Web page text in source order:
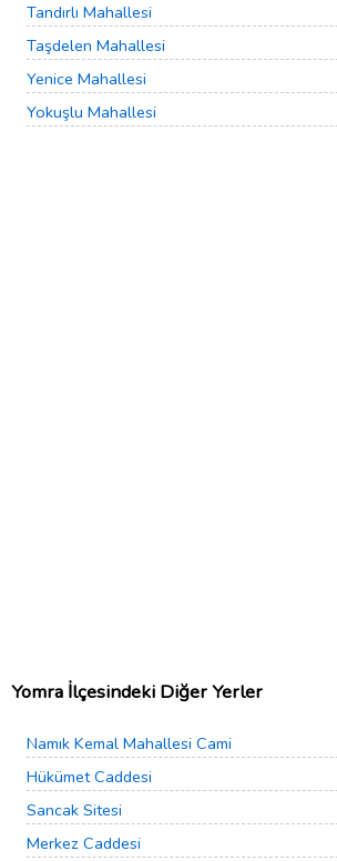
Tandırlı Mahallesi
Taşdelen Mahallesi
Yenice Mahallesi
Yokuşlu Mahallesi
Yomra İlçesindeki Diğer Yerler
Namık Kemal Mahallesi Cami
Hükümet Caddesi
Sancak Sitesi
Merkez Caddesi